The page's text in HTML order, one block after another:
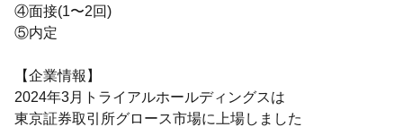
④面接(1〜2回)
⑤内定
【企業情報】
2024年3月トライアルホールディングスは
東京証券取引所グロース市場に上場しました